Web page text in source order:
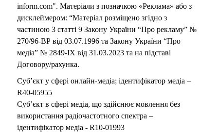
inform.com". Матеріали з позначкою «Реклама» або з
дисклеймером: “Матеріал розміщено згідно з
частиною 3 статті 9 Закону України “Про рекламу” №
270/96-ВР від 03.07.1996 та Закону України “Про
медіа” № 2849-IX від 31.03.2023 та на підставі
Договору/рахунка.
Суб’єкт у сфері онлайн-медіа; ідентифікатор медіа –
R40-05955
Суб’єкт в сфері медіа, що здійснює мовлення без
використання радіочастотного спектра –
ідентифікатор медіа - R10-01993